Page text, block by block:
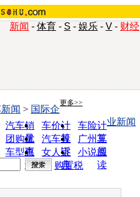
新闻 - 体育 - S - 娱乐 - V - 财经
更多>>
汽车销
量
车价计
算
车险计
算
团购优
惠
汽车投
诉
广州车
展
车型查
询
女人宝
典
小说阅
读
闻 > 国际企
业新闻
购置税